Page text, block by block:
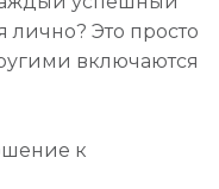
лично? Это просто
включаются
к